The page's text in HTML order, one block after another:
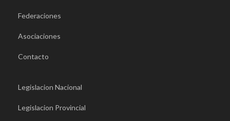
Federaciones
Asociaciones
Contacto
Legislacion Nacional
Legislacion Provincial